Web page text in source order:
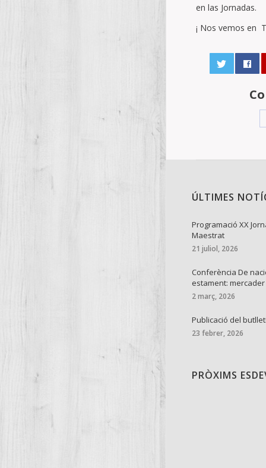
en las Jornadas.
¡ Nos vemos en
ÚLTIMES
Programació XX
Maestrat
21 juliol, 2026
Conferència De
estament: mercader
2 març, 2026
Publicació del
23 febrer, 2026
PRÒXIMS